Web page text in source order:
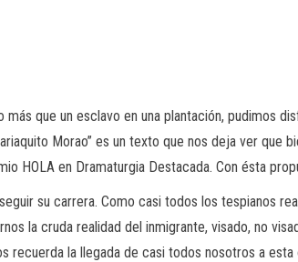
más que un esclavo en una plantación, pudimos
Morao” es un texto que nos deja ver que
HOLA en Dramaturgia Destacada. Con ésta
su carrera. Como casi todos los tespianos
la cruda realidad del inmigrante, visado, no
recuerda la llegada de casi todos nosotros a